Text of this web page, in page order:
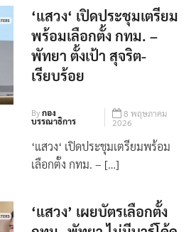
‘แสวง‘ เปิดประชุมเตรียม
พร้อมเลือกตั้ง กทม. –
พัทยา ตั้งเป้า สุจริต-
เรียบร้อย
Byกอง
บรรณาธิการ
8 พฤษภาคม
2026